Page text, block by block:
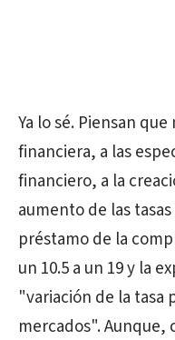
Ya lo sé. Piensan
financiera, a las
financiero, a la
aumento de las
préstamo de la
un 10.5 a un 19 y la
"variación de la
mercados". Aunque,